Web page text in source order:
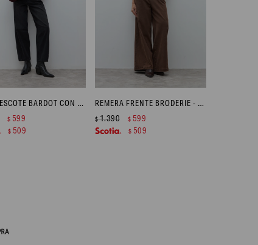
BLUSA ESCOTE BARDOT CON FRUNCES - ROSA
$ 599
$ 509
REMERA FRENTE BRODERIE - BLANCO
$1.390 $ 599
$ 509